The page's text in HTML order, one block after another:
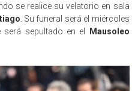
se realice su velatorio en sala
. Su funeral será el miércoles
será sepultado en el
Mausoleo